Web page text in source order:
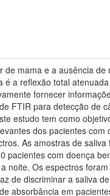
mama e a ausência
é a reflexão total
fornecer
FTIR para detecção de
estudo tem como
dos pacientes
As amostras de
pacientes com doença
noite. Os espectros
de discriminar a saliva
absorbância em